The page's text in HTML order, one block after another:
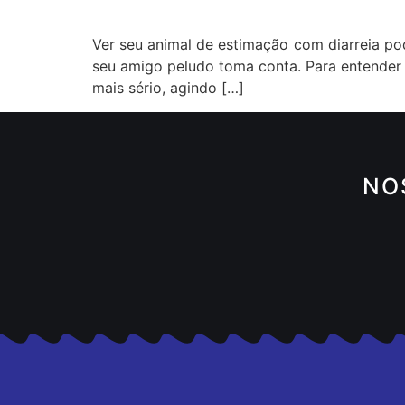
Ver seu animal de estimação com diarreia
seu amigo peludo toma conta. Para
mais sério, agindo […]